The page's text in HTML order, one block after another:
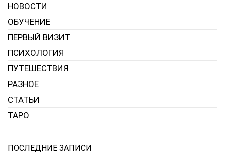
НОВОСТИ
ОБУЧЕНИЕ
ПЕРВЫЙ ВИЗИТ
ПСИХОЛОГИЯ
ПУТЕШЕСТВИЯ
РАЗНОЕ
СТАТЬИ
ТАРО
ПОСЛЕДНИЕ ЗАПИСИ